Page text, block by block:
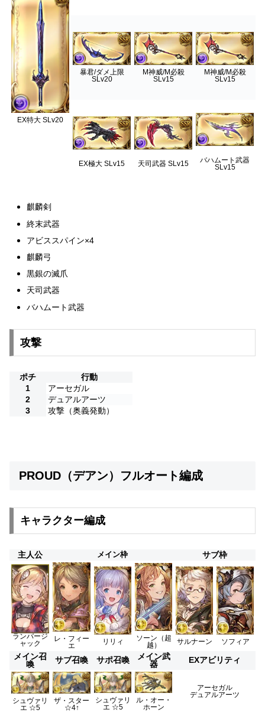
EX特大 SLv20
暴君/ダメ上限
SLv20
M神威/M必殺
SLv15
M神威/M必殺
SLv15
EX極大 SLv15 天司武器 SLv15
バハムート武器
SLv15
麒麟剣
終末武器
アビススパイン×4
麒麟弓
黒銀の滅爪
天司武器
バハムート武器
攻撃
ポチ
行動
1
アーセガル
2
デュアルアーツ
3
攻撃（奥義発動）
PROUD（デアン）フルオート編成
キャラクター編成
主人公 メイン枠 サブ枠
ランバージ
ャック
レ・フィー
エ
リリィ
ソーン（超
越）
サルナーン ソフィア
メイン召
喚
サブ召喚 サポ召喚
メイン武
器
EXアビリティ
シュヴァリ
エ ☆5
ザ・スター
☆4↑
シュヴァリ
エ ☆5
ル・オー・
ホーン
アーセガル
デュアルアーツ